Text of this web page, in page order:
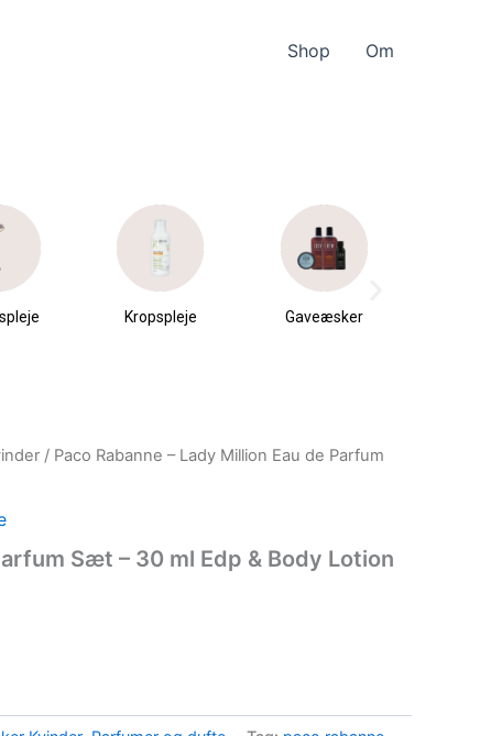
Shop Om
Kropspleje Gaveæsker
/ Paco Rabanne – Lady Million Eau de Parfum
Sæt – 30 ml Edp & Body Lotion